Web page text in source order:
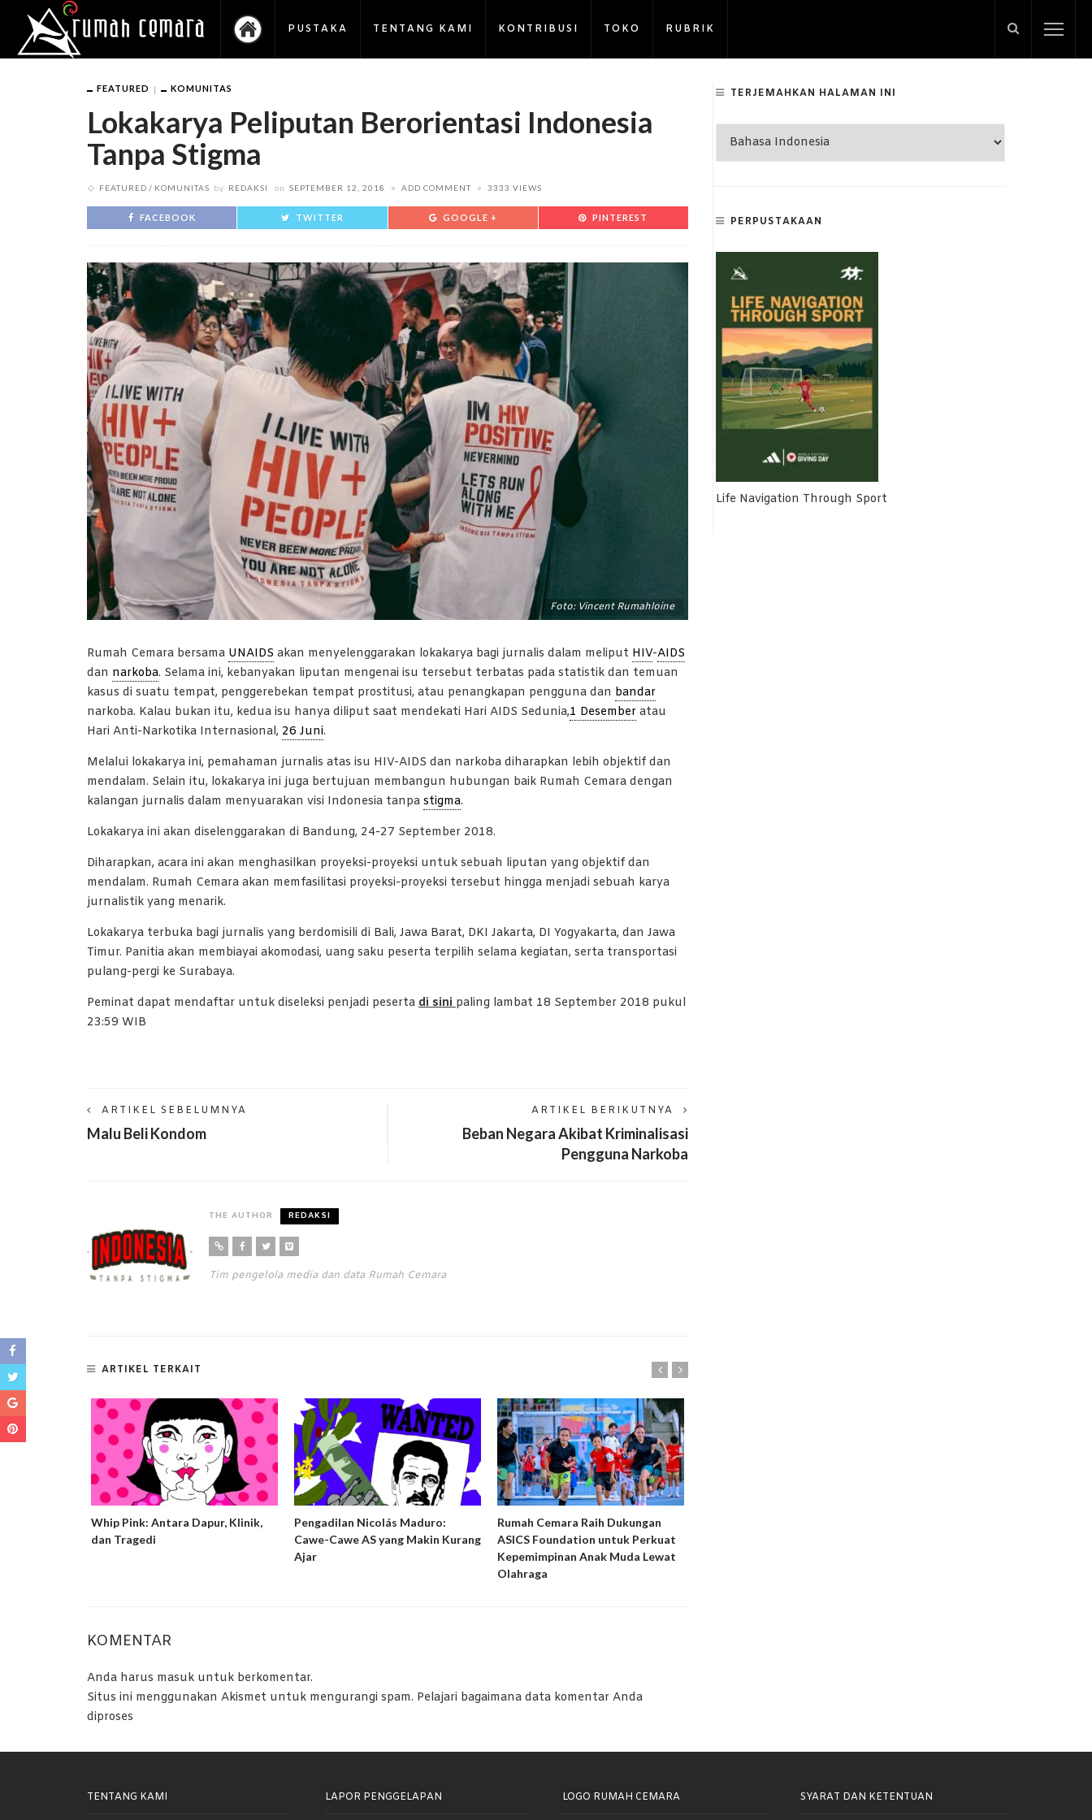
PUSTAKA TENTANG KAMI KONTRIBUSI TOKO RUBRIK
FEATURED KOMUNITAS
Lokakarya Peliputan Berorientasi Indonesia
Tanpa Stigma
FEATURED KOMUNITAS by REDAKSI on SEPTEMBER 12, 2018 ADD COMMENT 3333 VIEWS
FACEBOOK TWITTER GOOGLE + PINTEREST
Foto: Vincent Rumahloine
Rumah Cemara bersama UNAIDS akan menyelenggarakan lokakarya bagi jurnalis dalam meliput HIV-AIDS
dan narkoba. Selama ini, kebanyakan liputan mengenai isu tersebut terbatas pada statistik dan temuan
kasus di suatu tempat, penggerebekan tempat prostitusi, atau penangkapan pengguna dan bandar
narkoba. Kalau bukan itu, kedua isu hanya diliput saat mendekati Hari AIDS Sedunia,1 Desember atau
Hari Anti-Narkotika Internasional, 26 Juni.
Melalui lokakarya ini, pemahaman jurnalis atas isu HIV-AIDS dan narkoba diharapkan lebih objektif dan
mendalam. Selain itu, lokakarya ini juga bertujuan membangun hubungan baik Rumah Cemara dengan
kalangan jurnalis dalam menyuarakan visi Indonesia tanpa stigma.
Lokakarya ini akan diselenggarakan di Bandung, 24-27 September 2018.
Diharapkan, acara ini akan menghasilkan proyeksi-proyeksi untuk sebuah liputan yang objektif dan
mendalam. Rumah Cemara akan memfasilitasi proyeksi-proyeksi tersebut hingga menjadi sebuah karya
jurnalistik yang menarik.
Lokakarya terbuka bagi jurnalis yang berdomisili di Bali, Jawa Barat, DKI Jakarta, DI Yogyakarta, dan Jawa
Timur. Panitia akan membiayai akomodasi, uang saku peserta terpilih selama kegiatan, serta transportasi
pulang-pergi ke Surabaya.
Peminat dapat mendaftar untuk diseleksi penjadi peserta di sinipaling lambat 18 September 2018 pukul
23:59 WIB
ARTIKEL SEBELUMNYA
Malu Beli Kondom
ARTIKEL BERIKUTNYA
Beban Negara Akibat Kriminalisasi
Pengguna Narkoba
THE AUTHOR REDAKSI
Tim pengelola media dan data Rumah Cemara
ARTIKEL TERKAIT
Whip Pink: Antara Dapur, Klinik,
dan Tragedi
Pengadilan Nicolás Maduro:
Cawe-Cawe AS yang Makin Kurang
Ajar
Rumah Cemara Raih Dukungan
ASICS Foundation untuk Perkuat
Kepemimpinan Anak Muda Lewat
Olahraga
KOMENTAR
Anda harus masuk untuk berkomentar.
Situs ini menggunakan Akismet untuk mengurangi spam. Pelajari bagaimana data komentar Anda
diproses
TERJEMAHKAN HALAMAN INI
PERPUSTAKAAN
Life Navigation Through Sport
TENTANG KAMI LAPOR PENGGELAPAN LOGO RUMAH CEMARA SYARAT DAN KETENTUAN